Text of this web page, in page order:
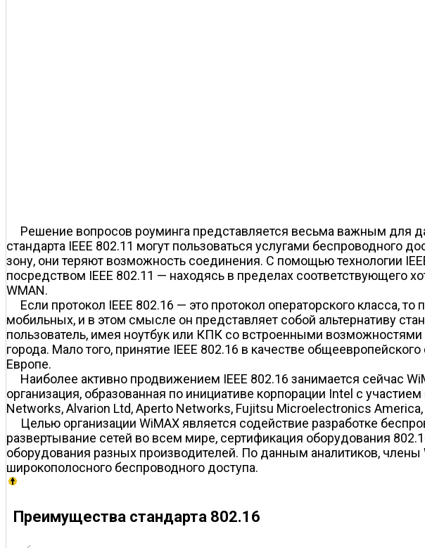
Решение вопросов роуминга представляется весьма важным для
стандарта IEEE 802.11 могут пользоваться услугами беспроводного
зону, они теряют возможность соединения. С помощью технологии
посредством IEEE 802.11 — находясь в пределах соответствующего
WMAN.
Если протокол IEEE 802.16 — это протокол операторского класса,
мобильных, и в этом смысле он представляет собой альтернативу
пользователь, имея ноутбук или КПК со встроенными возможностями
города. Мало того, принятие IEEE 802.16 в качестве
Европе.
Наиболее активно продвижением IEEE 802.16 занимается сейчас
организация, образованная по инициативе корпорации Intel с
Networks, Alvarion Ltd, Aperto Networks, Fujitsu Microelectronics America,
Целью организации WiMAX является содействие разработке
развертывание сетей во всем мире, сертификация оборудования
оборудования разных производителей. По данным аналитиков,
широкополосного беспроводного доступа.
Преимущества стандарта 802.16